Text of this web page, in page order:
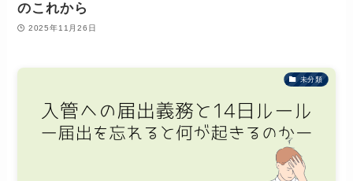
のこれから
2025年11月26日
未分類